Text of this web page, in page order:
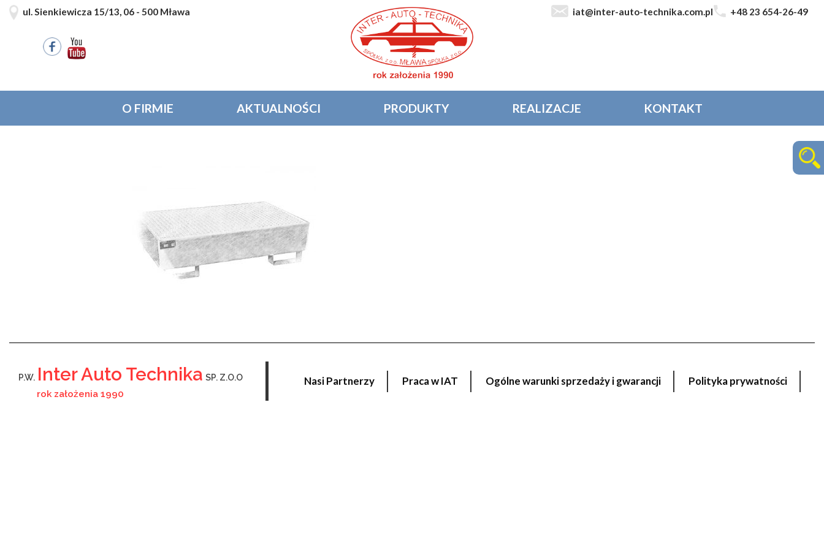
ul. Sienkiewicza 15/13, 06 - 500 Mława +48 23 654-26-49
iat@inter-auto-technika.com.pl
O FIRMIE AKTUALNOŚCI PRODUKTY REALIZACJE KONTAKT
P.W. Inter Auto Technika SP. Z.O.O
rok założenia 1990
Nasi Partnerzy Praca w IAT Ogólne warunki sprzedaży i gwarancji Polityka prywatności